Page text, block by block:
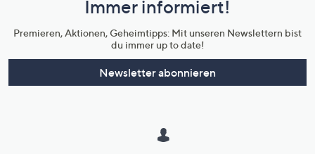
Unternehmensinformationen
Immer informiert!
Premieren, Aktionen, Geheimtipps: Mit unseren Newslettern bist
du immer up to date!
Newsletter abonnieren